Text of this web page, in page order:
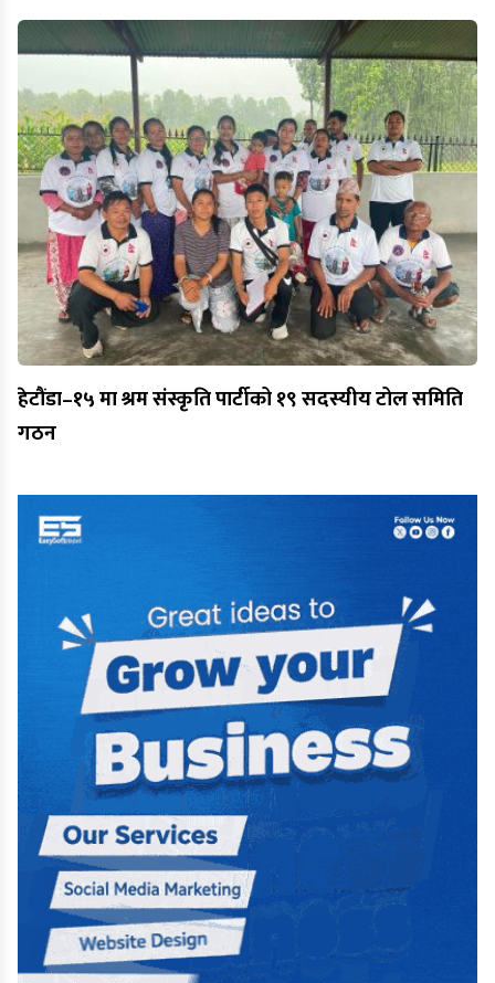
हेटौंडा–१५ मा श्रम संस्कृति पार्टीको १९ सदस्यीय टोल समिति
गठन